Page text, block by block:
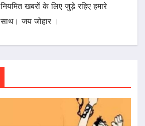
नियमित खबरों के लिए जुड़े रहिए हमारे
साथ। जय जोहार ।